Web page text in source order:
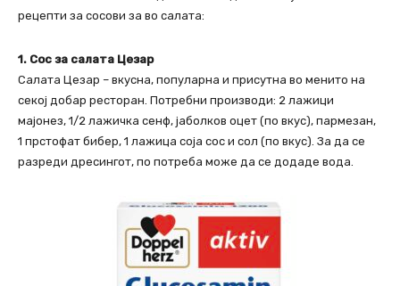
рецепти за сосови за во салата:
1. Сос за салата Цезар
Салата Цезар – вкусна, популарна и присутна во менито на
секој добар ресторан. Потребни производи: 2 лажици
мајонез, 1/2 лажичка сенф, јаболков оцет (по вкус), пармезан,
1 прстофат бибер, 1 лажица соја сос и сол (по вкус). За да се
разреди дресингот, по потреба може да се додаде вода.